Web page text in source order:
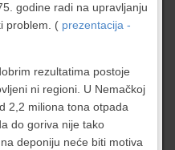
godine radi na upravljanju
problem. ( prezentacija -
rezultatima postoje
ni regioni. U Nemačkoj
2,2 miliona tona otpada
do goriva nije tako
deponiju neće biti motiva